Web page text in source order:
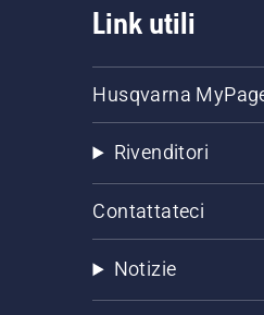
Link utili
Husqvarna
Rivenditori
Contattateci
Notizie